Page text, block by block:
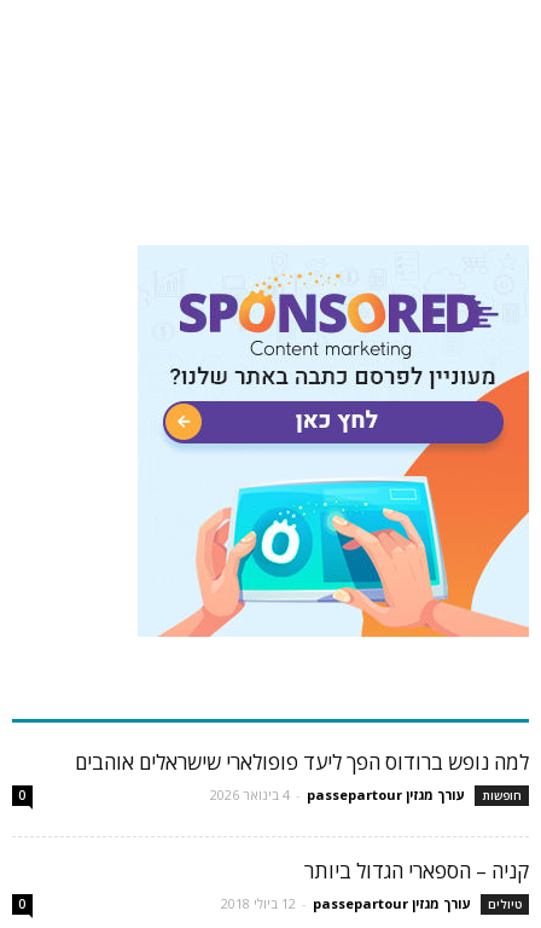
למה נופש ברודוס הפך ליעד פופולארי שישראלים אוהבים
חופשות עורך מגזין passepartour - 4 בינואר 2026 0
קניה – הספארי הגדול ביותר
טיולים עורך מגזין passepartour - 12 ביולי 2018 0